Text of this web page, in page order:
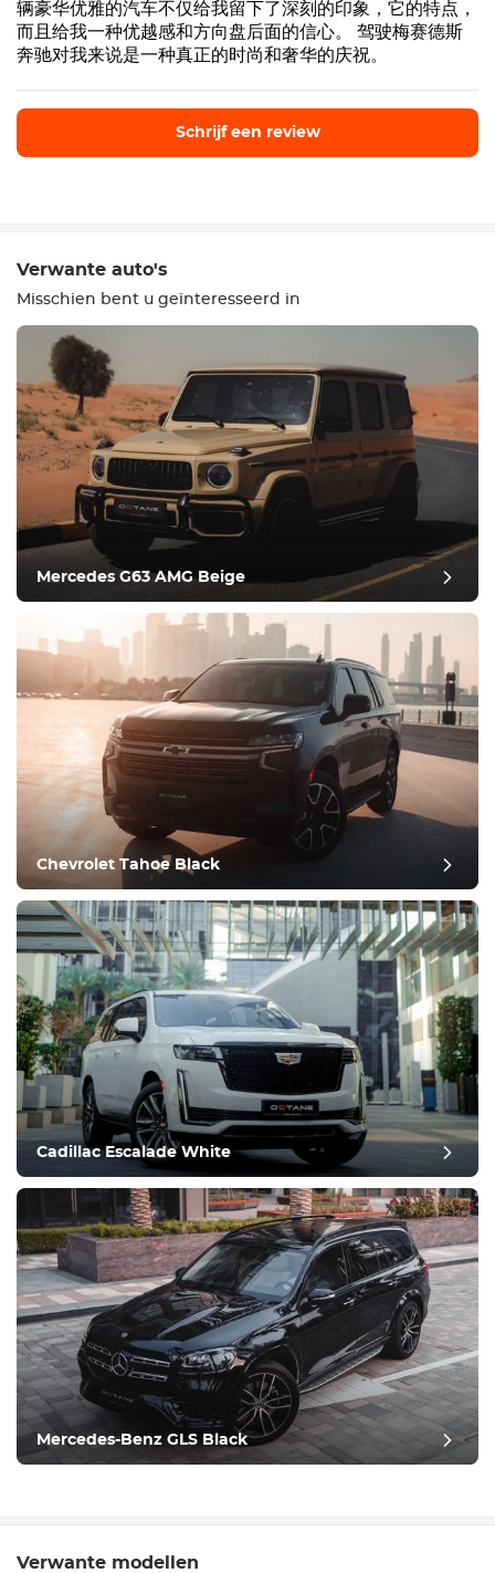
辆豪华优雅的汽车不仅给我留下了深刻的印象，它的特点，
而且给我一种优越感和方向盘后面的信心。 驾驶梅赛德斯
奔驰对我来说是一种真正的时尚和奢华的庆祝。
Schrijf een review
Uitrusting
Comfortabel
Klimaatbeheersing
Voorwaarde
post evaluatie
Verwante auto's
Misschien bent u geïnteresseerd in
Mercedes G63 AMG Beige
Chevrolet Tahoe Black
Cadillac Escalade White
Mercedes-Benz GLS Black
Verwante modellen